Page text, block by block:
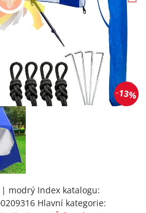
13%
| modrý Index katalogu:
Hlavní kategorie: